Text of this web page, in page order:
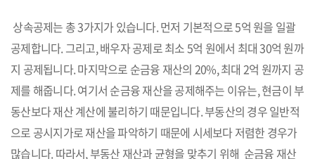
상속공제는 총 3가지가 있습니다. 먼저 기본적으로 5억 원을 일괄
공제합니다. 그리고, 배우자 공제로 최소 5억 원에서 최대 30억 원까
지 공제됩니다. 마지막으로 순금융 재산의 20%, 최대 2억 원까지 공
제를 해줍니다. 여기서 순금융 재산을 공제해주는 이유는, 현금이 부
동산보다 재산 계산에 불리하기 때문입니다. 부동산의 경우 일반적
으로 공시지가로 재산을 파악하기 때문에 시세보다 저렴한 경우가
많습니다. 따라서, 부동산 재산과 균형을 맞추기 위해 순금융 재산